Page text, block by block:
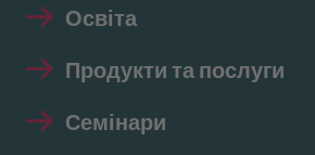
Освіта
Продукти та послуги
Семінари